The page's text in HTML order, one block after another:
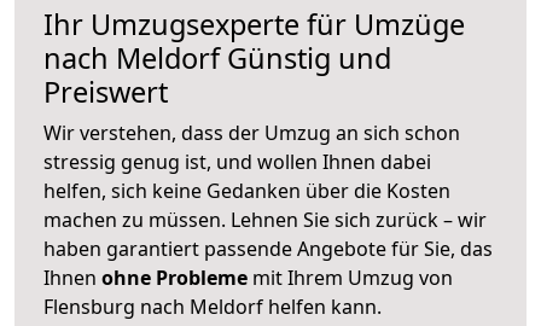
Ihr Umzugsexperte für Umzüge
nach MeldorfGünstig und
Preiswert
Wir verstehen, dass der Umzug an sich schon
stressig genug ist, und wollen Ihnen dabei
helfen, sich keine Gedanken über die Kosten
machen zu müssen. Lehnen Sie sich zurück – wir
haben garantiert passende Angebote für Sie, das
Ihnen ohne Probleme mit Ihrem Umzug von
Flensburg nach Meldorf helfen kann.